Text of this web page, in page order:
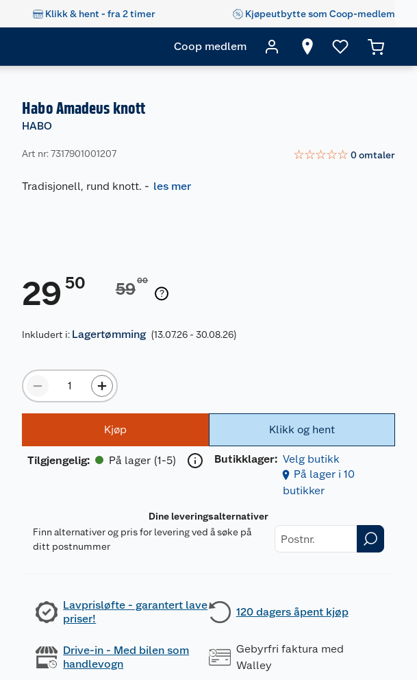
Klikk & hent - fra 2 timer Kjøpeutbytte som Coop-medlem
Coop medlem
Habo Amadeus knott
HABO
Art nr: 7317901001207 ☆☆☆☆☆ 0omtaler
Tradisjonell, rund knott. - les mer
29 50 5900
Inkludert i: Lagertømming (13.07.26 - 30.08.26)
Kjøp
Tilgjengelig: På lager (1-5)
Klikk og hent
Butikklager: Velg butikk
På lager i 10
butikker
Dine leveringsalternativer
Finn alternativer og pris for levering ved å søke på
ditt postnummer
Lavprisløfte - garantert lave
priser!
120 dagers åpent kjøp
Drive-in - Med bilen som
handlevogn
Gebyrfri faktura med
Walley